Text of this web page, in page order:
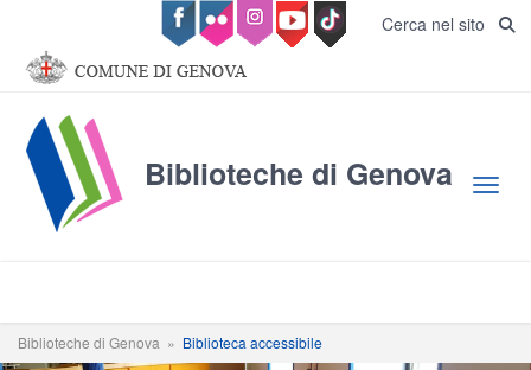
Salta al contenuto principale Cerca nel sito
Biblioteche di Genova
Biblioteche di Genova » Biblioteca accessibile